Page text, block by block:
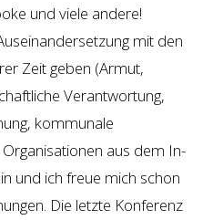
und viele andere!
mit den
Zeit geben (Armut,
Verantwortung,
kommunale
aus dem In-
und ich freue mich schon
Die letzte Konferenz